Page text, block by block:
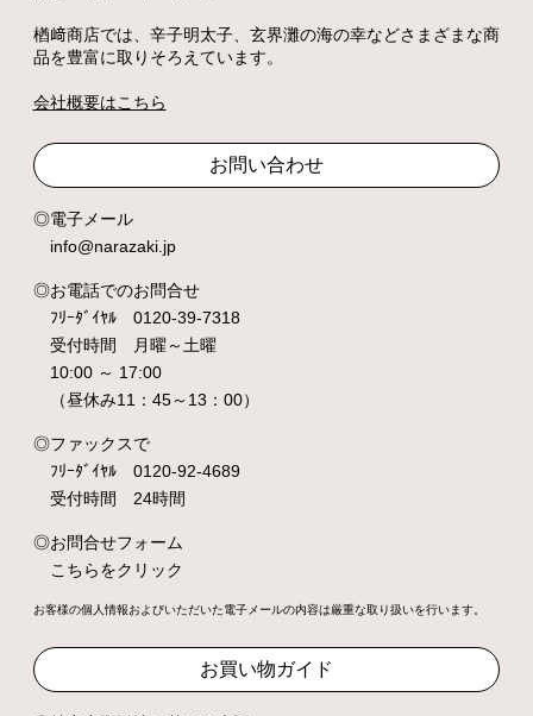
楢﨑商店では、辛子明太子、玄界灘の海の幸などさまざまな商
品を豊富に取りそろえています。
会社概要はこちら
お問い合わせ
電子メール
info@narazaki.jp
お電話でのお問合せ
ﾌﾘｰﾀﾞｲﾔﾙ 0120-39-7318
受付時間 月曜～土曜
10:00 ～ 17:00
（昼休み11：45～13：00）
ファックスで
ﾌﾘｰﾀﾞｲﾔﾙ 0120-92-4689
受付時間 24時間
お問合せフォーム
こちらをクリック
お客様の個人情報およびいただいた電子メールの内容は厳重な取り扱いを行います。
お買い物ガイド